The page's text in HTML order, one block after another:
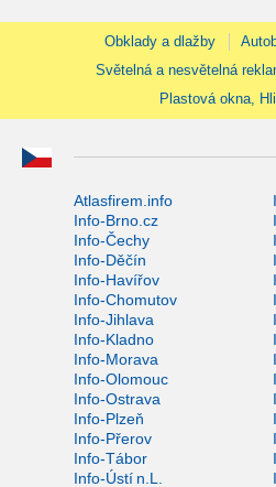
Obklady a dlažby
Světelná a nesvětelná
Plastová okna,
Atlasfirem.info
Info-Brno.cz
Info-Čechy
Info-Děčín
Info-Havířov
Info-Chomutov
Info-Jihlava
Info-Kladno
Info-Morava
Info-Olomouc
Info-Ostrava
Info-Plzeň
Info-Přerov
Info-Tábor
Info-Ústí n.L.